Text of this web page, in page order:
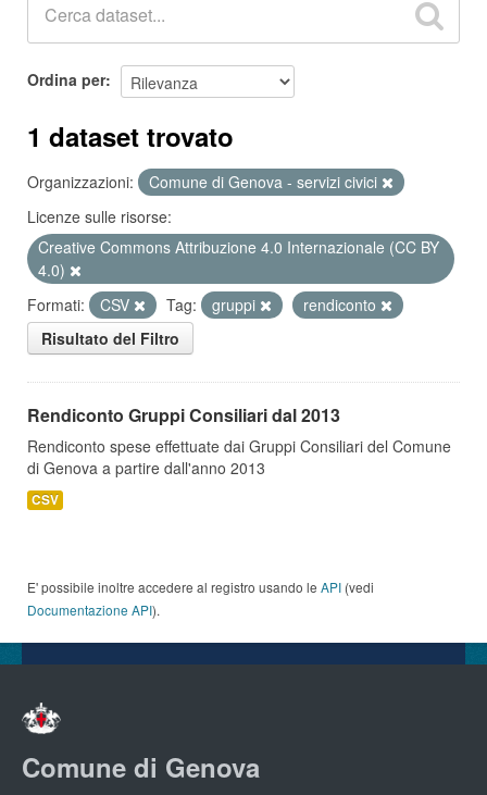
Ordina per
1 dataset trovato
Organizzazioni:
Comune di Genova - servizi civici
Licenze sulle risorse:
Creative Commons Attribuzione 4.0 Internazionale (CC BY
4.0)
Formati:
CSV Tag: gruppi
rendiconto
Risultato del Filtro
Rendiconto Gruppi Consiliari dal 2013
Rendiconto spese effettuate dai Gruppi Consiliari del Comune
di Genova a partire dall'anno 2013
CSV
E' possibile inoltre accedere al registro usando le API (vedi
Documentazione API).
Comune di Genova